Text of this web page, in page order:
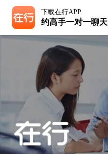
下载在行APP
约高手一对一聊天